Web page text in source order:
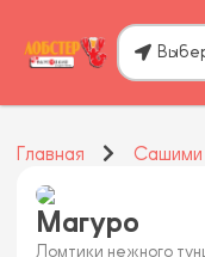
Главная Сашими
Магуро
Ломтики нежного